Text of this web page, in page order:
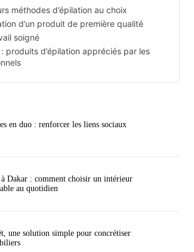
méthodes d’épilation au choix
d’un produit de première qualité
soigné
produits d’épilation appréciés par les
en duo : renforcer les liens sociaux
à Dakar : comment choisir un intérieur
au quotidien
une solution simple pour concrétiser